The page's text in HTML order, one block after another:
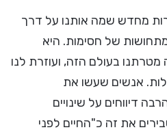
מחדש שמה אותנו על דרך
מתחושות של חסימות. היא
מטרתנו בעולם הזה, ועוזרת לנו
אנשים שעשו את
דיווחים על שינויים
את זה כ"החיים לפני